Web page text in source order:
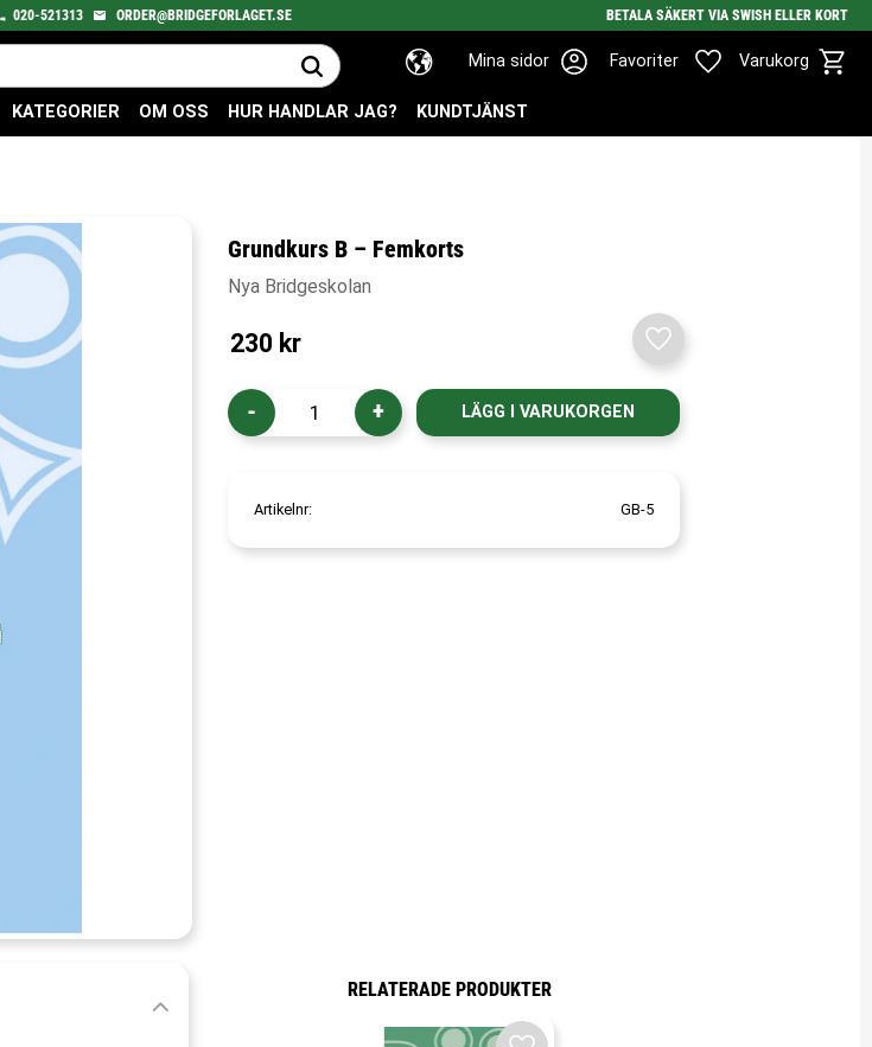
020-521313 ORDER@BRIDGEFORLAGET.SE BETALA SÄKERT VIA SWISH ELLER KORT
Mina sidor Favoriter Varukorg
Favoriter
KATEGORIER OM OSS HUR HANDLAR JAG? KUNDTJÄNST
Grundkurs B – Femkorts
Nya Bridgeskolan
230 kr
+
-
Lägg till i favoriter
Artikelnr GB-5
RELATERADE PRODUKTER